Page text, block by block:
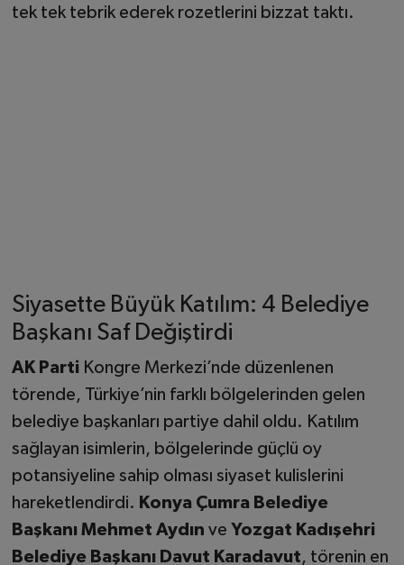
tek tek tebrik ederek rozetlerini bizzat taktı.
Siyasette Büyük Katılım: 4 Belediye
Başkanı Saf Değiştirdi
AK PartiKongre Merkezi’nde düzenlenen
törende, Türkiye’nin farklı bölgelerinden gelen
belediye başkanları partiye dahil oldu. Katılım
sağlayan isimlerin, bölgelerinde güçlü oy
potansiyeline sahip olması siyaset kulislerini
hareketlendirdi. Konya Çumra Belediye
Başkanı Mehmet Aydın ve Yozgat Kadışehri
Belediye Başkanı Davut Karadavut, törenin en